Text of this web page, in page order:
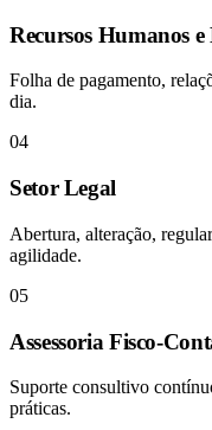
Recursos Humanos
Folha de pagamento,
dia.
04
Setor Legal
Abertura, alteração,
agilidade.
05
Assessoria Fisco-
Suporte consultivo
práticas.